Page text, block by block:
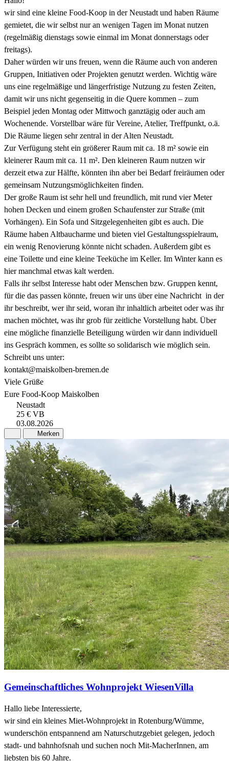
wir sind eine kleine Food-Koop in der Neustadt und haben Räume
gemietet, die wir selbst nur an wenigen Tagen im Monat nutzen
(regelmäßig dienstags sowie einmal im Monat donnerstags oder
freitags).
Daher würden wir uns freuen, wenn die Räume auch von anderen
Gruppen, Initiativen oder Projekten genutzt werden. Wichtig wäre
uns eine regelmäßige und längerfristige Nutzung zu festen Zeiten,
damit wir uns nicht gegenseitig in die Quere kommen – zum
Beispiel jeden Montag oder Mittwoch ganztägig oder auch am
Wochenende. Vorstellbar wäre für Vereine, Atelier, Treffpunkt, o.ä.
Die Räume liegen sehr zentral in der Alten Neustadt.
Zur Verfügung steht ein größerer Raum mit ca. 18 m² sowie ein
kleinerer Raum mit ca. 11 m². Den kleineren Raum nutzen wir
derzeit etwa zur Hälfte, könnten ihn aber bei Bedarf freiräumen oder
gemeinsam Nutzungsmöglichkeiten finden.
Der große Raum ist sehr hell und freundlich, mit rund vier Meter
hohen Decken und einem großen Schaufenster zur Straße (mit
Vorhängen). Ein Sofa und Sitzgelegenheiten gibt es auch. Die
Räume haben Altbaucharme und bieten viel Gestaltungsspielraum,
ein wenig Renovierung könnte nicht schaden. Außerdem gibt es
eine Toilette und eine kleine Teeküche im Keller. Im Winter kann es
hier manchmal etwas kalt werden.
Falls ihr selbst Interesse habt oder Menschen bzw. Gruppen kennt,
für die das passen könnte, freuen wir uns über eine Nachricht in der
ihr beschreibt, wer ihr seid, woran ihr inhaltlich arbeitet oder was ihr
machen möchtet, was ihr grob für zeitliche Vorstellung habt. Über
eine mögliche finanzielle Beteiligung würden wir dann individuell
ins Gespräch kommen, es sollte so solidarisch wie möglich sein.
Schreibt uns unter:
kontakt@maiskolben-bremen.de
Viele Grüße
Eure Food-Koop Maiskolben
Neustadt
25 € VB
03.08.2026
Merken
Gemeinschaftliches Wohnprojekt WiesenVilla
Hallo liebe Interessierte,
wir sind ein kleines Miet-Wohnprojekt in Rotenburg/Wümme,
wunderschön entspannend am Naturschutzgebiet gelegen, jedoch
stadt- und bahnhofsnah und suchen noch Mit-MacherInnen, am
liebsten bis 60 Jahre.